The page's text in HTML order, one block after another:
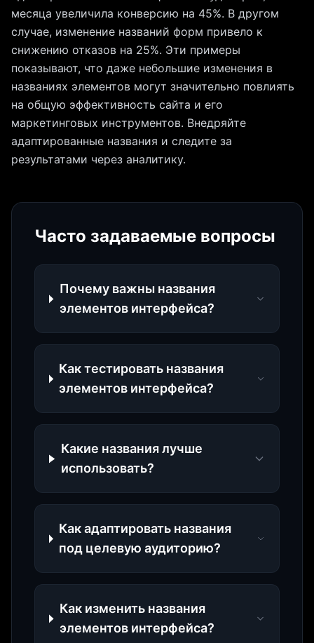
месяца увеличила конверсию на 45%. В другом
случае, изменение названий форм привело к
снижению отказов на 25%. Эти примеры
показывают, что даже небольшие изменения в
названиях элементов могут значительно повлиять
на общую эффективность сайта и его
маркетинговых инструментов. Внедряйте
адаптированные названия и следите за
результатами через аналитику.
Часто задаваемые вопросы
Почему важны названия
элементов интерфейса?
Как тестировать названия
элементов интерфейса?
Какие названия лучше
использовать?
Как адаптировать названия
под целевую аудиторию?
Как изменить названия
элементов интерфейса?